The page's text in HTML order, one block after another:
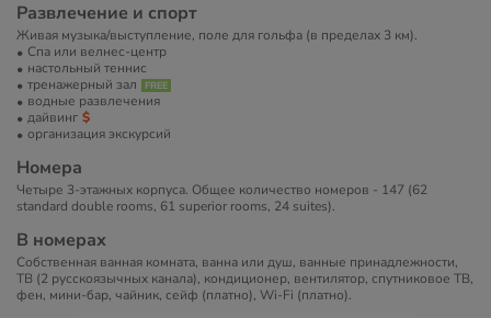
Развлечение и спорт
Живая музыка/выступление, поле для гольфа (в пределах 3 км).
Спа или велнес-центр
настольный теннис
тренажерный зал
водные развлечения
дайвинг
организация экскурсий
Номера
Четыре 3-этажных корпуса. Общее количество номеров - 147 (62
standard double rooms, 61 superior rooms, 24 suites).
В номерах
Собственная ванная комната, ванна или душ, ванные принадлежности,
ТВ (2 русскоязычных канала), кондиционер, вентилятор, спутниковое ТВ,
фен, мини-бар, чайник, сейф (платно), Wi-Fi (платно).